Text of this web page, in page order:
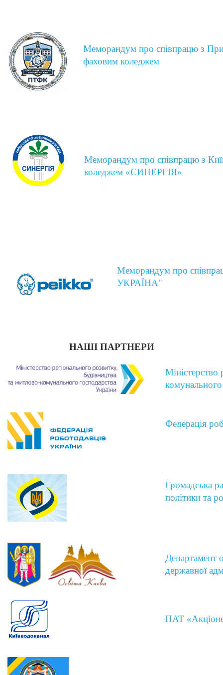
Меморандум про співпрацю з
фаховим коледжем
Меморандум про співпрацю з
коледжем «СИНЕРГІЯ»
Меморандум про
УКРАЇНА"
НАШІ ПАРТНЕРИ
Міністерство
комунального
Федерація
Громадська
політики та
Департамент
державної
ПАТ